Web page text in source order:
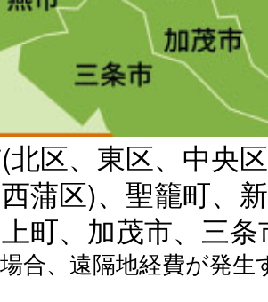
北区、東区、中央
蒲区)、聖籠町、
町、加茂市、三
合、遠隔地経費が発